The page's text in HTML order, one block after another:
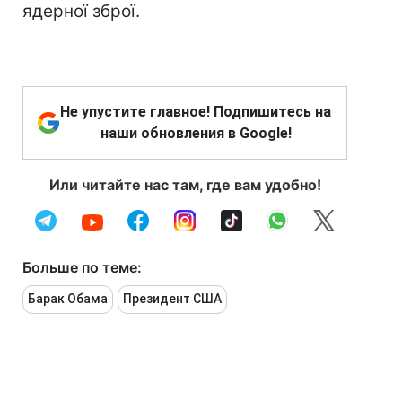
ядерної зброї.
Не упустите главное! Подпишитесь на
наши обновления в Google!
Или читайте нас там, где вам удобно!
Больше по теме:
Барак Обама Президент США